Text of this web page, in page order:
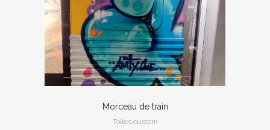
Morceau de train
Toiles custom